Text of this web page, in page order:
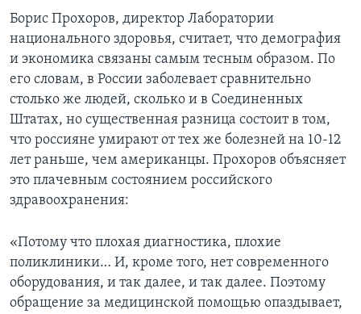
Борис Прохоров, директор Лаборатории
национального здоровья, считает, что демография
и экономика связаны самым тесным образом. По
его словам, в России заболевает сравнительно
столько же людей, сколько и в Соединенных
Штатах, но существенная разница состоит в том,
что россияне умирают от тех же болезней на 10-12
лет раньше, чем американцы. Прохоров объясняет
это плачевным состоянием российского
здравоохранения:
«Потому что плохая диагностика, плохие
поликлиники… И, кроме того, нет современного
оборудования, и так далее, и так далее. Поэтому
обращение за медицинской помощью опаздывает,